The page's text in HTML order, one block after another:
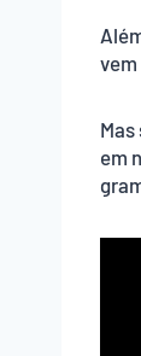
vem
em